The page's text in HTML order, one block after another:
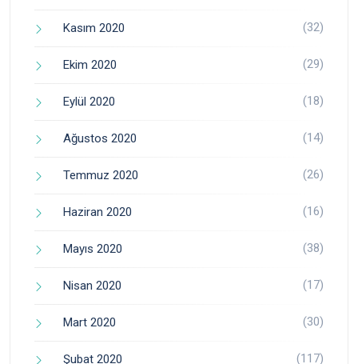
Kasım 2020 (32)
Ekim 2020 (29)
Eylül 2020 (18)
Ağustos 2020 (14)
Temmuz 2020 (26)
Haziran 2020 (16)
Mayıs 2020 (38)
Nisan 2020 (17)
Mart 2020 (30)
Şubat 2020 (117)